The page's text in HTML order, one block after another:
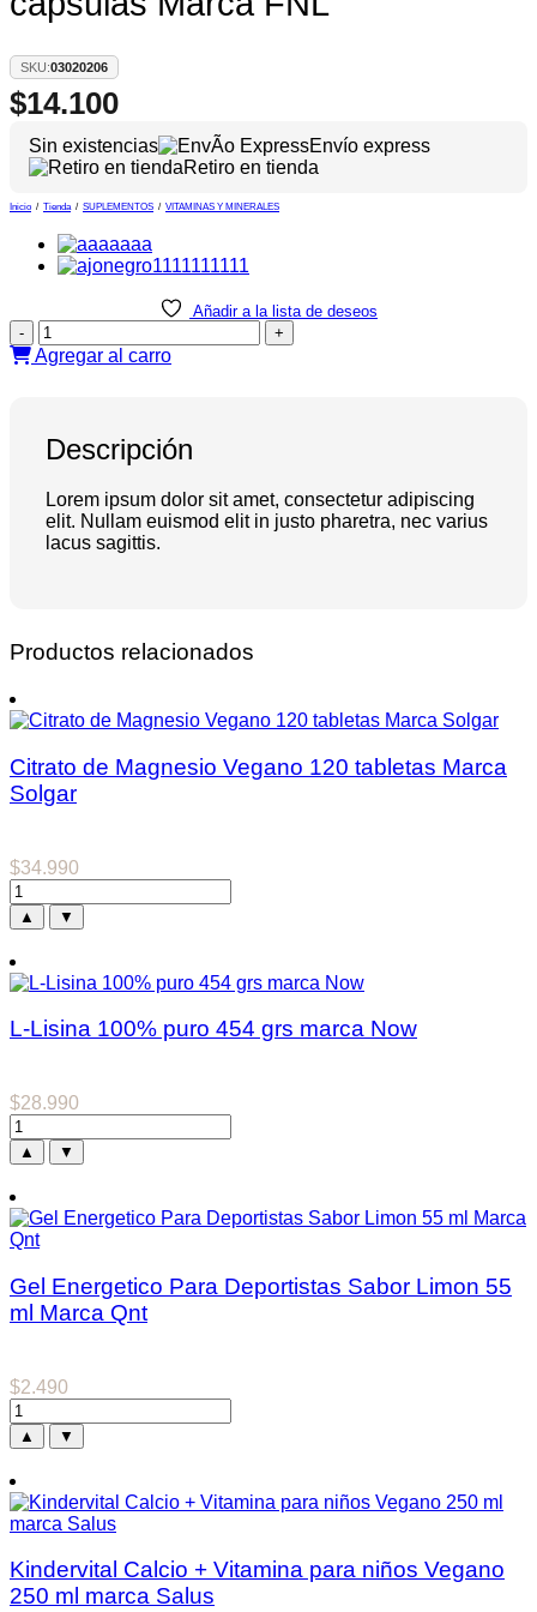
SKU:03020206
$14.100
Sin existencias
Envío express
Retiro en tienda
Inicio / Tienda / SUPLEMENTOS / VITAMINAS Y MINERALES
Añadir a la lista de deseos
Cloruro
de
Magnesio
Marca
FNL
Agregar al carro
Descripción
Lorem ipsum dolor sit amet, consectetur adipiscing
elit. Nullam euismod elit in justo pharetra, nec varius
lacus sagittis.
Productos relacionados
Citrato de Magnesio Vegano 120 tabletas Marca
Solgar
$34.990
▲ ▼
L-Lisina 100% puro 454 grs marca Now
$28.990
▲ ▼
Gel Energetico Para Deportistas Sabor Limon 55
ml Marca Qnt
$2.490
▲ ▼
Kindervital Calcio + Vitamina para niños Vegano
250 ml marca Salus